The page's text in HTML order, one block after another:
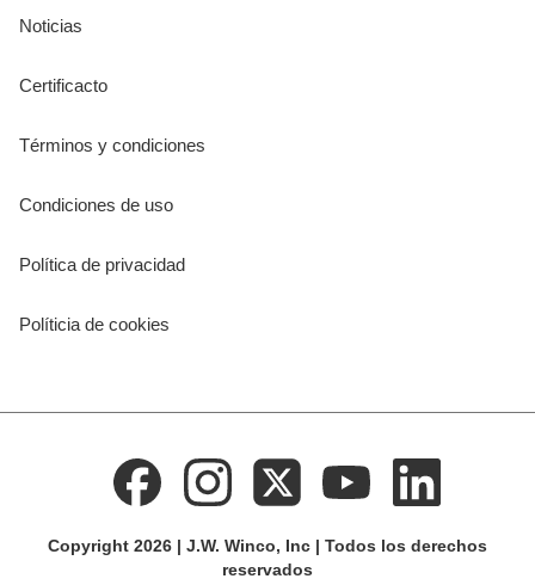
Noticias
Certificacto
Términos y condiciones
Condiciones de uso
Política de privacidad
Políticia de cookies
Copyright 2026 | J.W. Winco, Inc | Todos los derechos
reservados